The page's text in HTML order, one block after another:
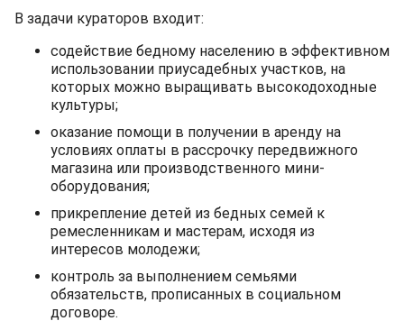
В задачи кураторов входит:
содействие бедному населению в эффективном
использовании приусадебных участков, на
которых можно выращивать высокодоходные
культуры;
оказание помощи в получении в аренду на
условиях оплаты в рассрочку передвижного
магазина или производственного мини-
оборудования;
прикрепление детей из бедных семей к
ремесленникам и мастерам, исходя из
интересов молодежи;
контроль за выполнением семьями
обязательств, прописанных в социальном
договоре.